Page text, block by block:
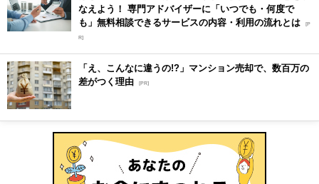
なえよう！ 専門アドバイザーに「いつでも・何度で
も」無料相談できるサービスの内容・利用の流れとは [P
R]
「え、こんなに違うの!?」マンション売却で、数百万の
差がつく理由 [PR]